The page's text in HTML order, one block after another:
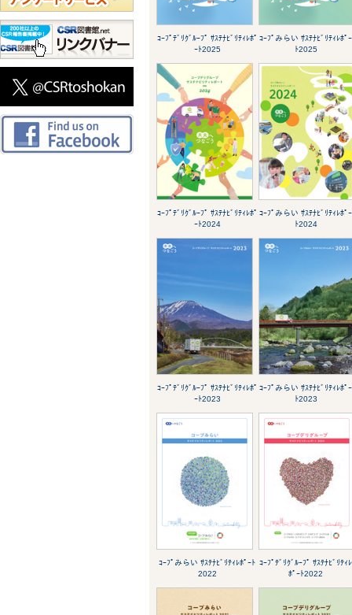
ｺｰﾌﾟﾃﾞﾘｸﾞﾙｰﾌﾟ ｻｽﾃﾅﾋﾞﾘﾃｨﾚﾎﾟ
ｰﾄ2025
ｺｰﾌﾟみらい ｻｽﾃﾅﾋﾞﾘﾃｨﾚﾎﾟｰ
ﾄ2025
ｺｰﾌﾟﾃﾞﾘｸﾞﾙｰﾌﾟ ｻｽﾃﾅﾋﾞﾘﾃｨﾚﾎﾟ
ｰﾄ2024
ｺｰﾌﾟみらい ｻｽﾃﾅﾋﾞﾘﾃｨﾚﾎﾟｰ
ﾄ2024
ｺｰﾌﾟﾃﾞﾘｸﾞﾙｰﾌﾟ ｻｽﾃﾅﾋﾞﾘﾃｨﾚﾎﾟ
ｰﾄ2023
ｺｰﾌﾟみらい ｻｽﾃﾅﾋﾞﾘﾃｨﾚﾎﾟｰ
ﾄ2023
ｺｰﾌﾟみらい ｻｽﾃﾅﾋﾞﾘﾃｨﾚﾎﾟｰﾄ
2022
ｺｰﾌﾟﾃﾞﾘｸﾞﾙｰﾌﾟ ｻｽﾃﾅﾋﾞﾘﾃｨﾚ
ﾎﾟｰﾄ2022